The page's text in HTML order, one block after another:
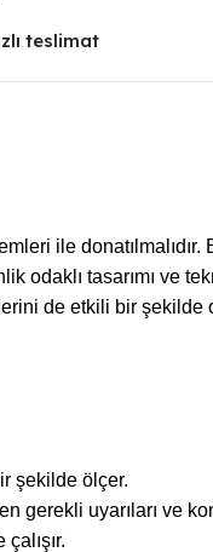
teslimat
ile donatılmalıdır.
odaklı tasarımı ve
de etkili bir şekilde
şekilde ölçer.
gerekli uyarıları ve